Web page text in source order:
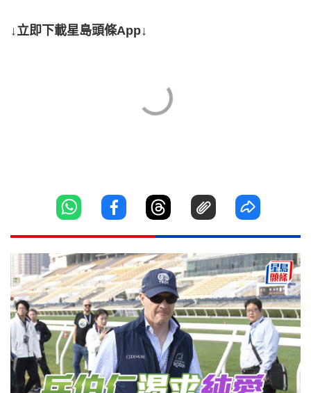
↓立即下載星島頭條App↓